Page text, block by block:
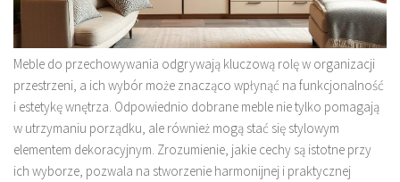
Meble do przechowywania odgrywają kluczową rolę w organizacji
przestrzeni, a ich wybór może znacząco wpłynąć na funkcjonalność
i estetykę wnętrza. Odpowiednio dobrane meble nie tylko pomagają
w utrzymaniu porządku, ale również mogą stać się stylowym
elementem dekoracyjnym. Zrozumienie, jakie cechy są istotne przy
ich wyborze, pozwala na stworzenie harmonijnej i praktycznej